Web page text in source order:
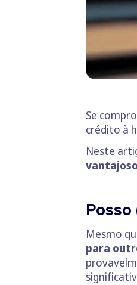
Se
crédito à
Neste
Mesmo
para